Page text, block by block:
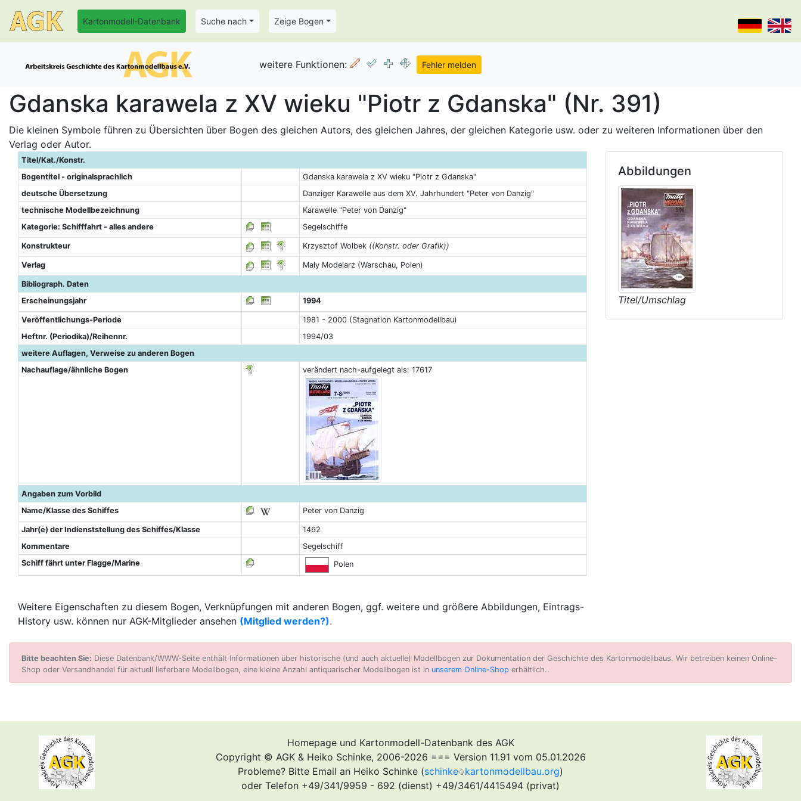
Kartonmodell-Datenbank Suche nach Zeige Bogen
weitere Funktionen:
Gdanska karawela z XV wieku "Piotr z Gdanska" (Nr. 391)
Die kleinen Symbole führen zu Übersichten über Bogen des gleichen Autors, des gleichen Jahres, der gleichen Kategorie usw. oder zu weiteren Informationen über den
Verlag oder Autor.
Titel/Kat./Konstr.
Bogentitel - originalsprachlich
Gdanska karawela z XV wieku "Piotr z Gdanska"
deutsche Übersetzung
Danziger Karawelle aus dem XV. Jahrhundert "Peter von Danzig"
technische Modellbezeichnung
Karawelle "Peter von Danzig"
Kategorie: Schifffahrt - alles andere
Segelschiffe
Konstrukteur Krzysztof Wolbek ((Konstr. oder Grafik))
Verlag Mały Modelarz (Warschau, Polen)
Bibliograph. Daten
Erscheinungsjahr
1994
Veröffentlichungs-Periode
1981 - 2000 (Stagnation Kartonmodellbau)
Heftnr. (Periodika)/Reihennr.
1994/03
weitere Auflagen, Verweise zu anderen Bogen
Nachauflage/ähnliche Bogen
verändert nach-aufgelegt als: 17617
Angaben zum Vorbild
Name/Klasse des Schiffes
Peter von Danzig
Jahr(e) der Indienststellung des Schiffes/Klasse
1462
Kommentare
Segelschiff
Schiff fährt unter Flagge/Marine
Polen
Weitere Eigenschaften zu diesem Bogen, Verknüpfungen mit anderen Bogen, ggf. weitere und größere Abbildungen, Eintrags-
History usw. können nur AGK-Mitglieder ansehen (Mitglied werden?).
Abbildungen
Titel/Umschlag
Bitte beachten Sie: Diese Datenbank/WWW-Seite enthält Informationen über historische (und auch aktuelle) Modellbogen zur Dokumentation der Geschichte des Kartonmodellbaus. Wir betreiben keinen Online-
Shop oder Versandhandel für aktuell lieferbare Modellbogen, eine kleine Anzahl antiquarischer Modellbogen ist in unserem Online-Shop erhältlich..
Homepage und Kartonmodell-Datenbank des AGK
Copyright © AGK & Heiko Schinke, 2006-2026 === Version 11.91 vom 05.01.2026
Probleme? Bitte Email an Heiko Schinke (schinke kartonmodellbau.org)
oder Telefon +49/341/9959 - 692 (dienst) +49/3461/4415494 (privat)